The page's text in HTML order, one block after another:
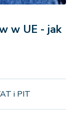
w UE - jak
i PIT